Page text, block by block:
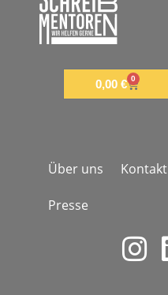
0,00 € 0
Über uns Kontakt
Presse